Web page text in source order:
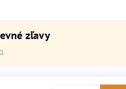
zľavy
: